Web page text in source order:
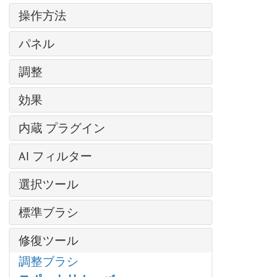
パス上にテキスト
調整レイヤー
バッチ処理
人物の水彩画
スーパーヒーローの水彩画ポスター
コミック風の絵
輝くイラスト
クローンスタンプ
写真から人物を抽出する
クロマキー
SmartMask プラグイン
粒子＆流線
写真をパステル画に変換
芸術的効果
油絵効果
操作方法
インストール方法: Windows
インストール方法: Mac
インストール方法: Linux
プログラムの登録
ワークスペース
操作方法
新規イメージの作成
AKVIS形式
カラースペース
画像のサイズ変更
グラフィック タブレットでの作業
バッチ処理
バッチ変換
印刷
パネル
ナビゲーター
ツールバー
レイヤー
レイヤー効果
レイヤー マスク
クリッピング マスク
ブレンド モード
明るさによるブレンド
チャンネル
選択範囲
履歴
色
調整
レベル
カーブ
明るさ/コントラスト
露出度
部分的な彩度
色相/彩度
フォトフィルター
色バランス
特定色域の選択
カラー ルックアップ (3D LUT)
反転
効果
芸術的効果
— コミック
— ハーフトーン パターン
— リノカット効果
— ペン & インク
— 鉛筆画
— 写真複写
— ステンシル
— 粗いエッジ(縁）
内蔵 プラグイン
AirBrush
Enhancer
HDRFactory
LightShop
MakeUp
NatureArt
Neon
AI フィルター
イメージを拡大
JPEG アーティファクト除去
モーション デブラー
ノイズ除去
選択ツール
基本選択ツール
自動選択ツール
クイック選択ツール
被写体の選択 AI
標準ブラシ
カラーブラシ
色鉛筆
スプレーツール
修復ツール
調整ブラシ